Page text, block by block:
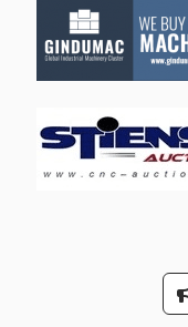
m/min, mating X-
akse:5 000 m/min,
spindelhastighet
(min.):5 o/min,
1 200 mm,
total bredde:2 450
innstrømsstrøm:
zayer BF3 3000
HEIDENHAIN TNC
4 fullt fungerende